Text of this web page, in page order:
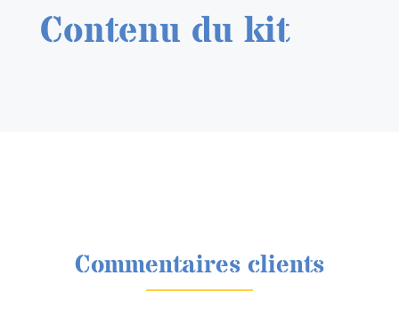
Contenu du kit
Commentaires clients